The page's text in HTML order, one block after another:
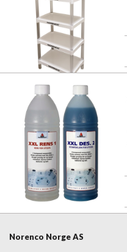
Norenco Norge AS